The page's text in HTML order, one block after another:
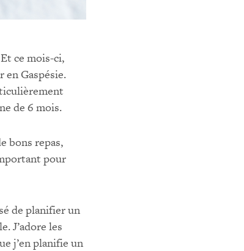
ce mois-ci,
Gaspésie.
de 6 mois.
bons repas,
pour
de planifier un
J’adore les
j’en planifie un